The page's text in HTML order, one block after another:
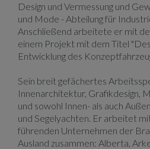
Design und Vermessung und
und Mode - Abteilung für
Anschließend arbeitete er mit
einem Projekt mit dem Titel
Entwicklung des
Sein breit gefächertes
Innenarchitektur, Grafikdesign,
und sowohl Innen- als auch
und Segelyachten. Er arbeitet
führenden Unternehmen der
Ausland zusammen: Alberta,